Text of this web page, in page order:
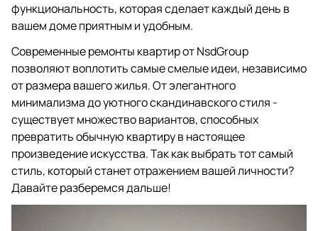
функциональность, которая сделает каждый день в
вашем доме приятным и удобным.
Современные ремонты квартир от NsdGroup
позволяют воплотить самые смелые идеи, независимо
от размера вашего жилья. От элегантного
минимализма до уютного скандинавского стиля -
существует множество вариантов, способных
превратить обычную квартиру в настоящее
произведение искусства. Так как выбрать тот самый
стиль, который станет отражением вашей личности?
Давайте разберемся дальше!